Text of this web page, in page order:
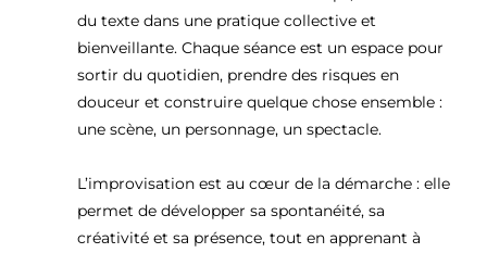
du texte dans une pratique collective et
bienveillante. Chaque séance est un espace pour
sortir du quotidien, prendre des risques en
douceur et construire quelque chose ensemble :
une scène, un personnage, un spectacle.
L’improvisation est au cœur de la démarche : elle
permet de développer sa spontanéité, sa
créativité et sa présence, tout en apprenant à